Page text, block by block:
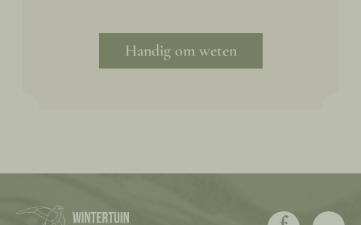
Handig om weten